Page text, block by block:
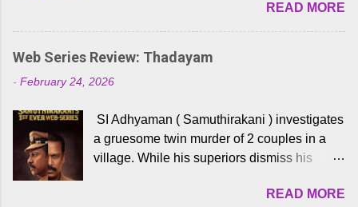
loved for his versatile voice and strong
command over multiple languages, making
him a strong fit for the legendary character.
cinema, voices the menacing Skeletor
across the Tamil, Malayalam, and Telugu
versions. Joining them is Action King Arjun...
முக்கிய வேடத்தில் இணைந்து நடித்திருக்கும்
'அருள்வான்' திரைப்படத்தினை
பத்திரிக்கையாளர் சந்திப்பு சென்னையில்
நடைபெற்றது. இயக்குநர் கணேஷ் விநாயகன்
இயக்கத்தில் உருவாகியுள்ள 'அருள்வான்'
வெங்கட், ரம்யா பாண்டியன், வி டி வி கணேஷ் ,
ஜான் விஜய், பேபி கிருத்திகா, 'பருத்திவீரன்'
சரவணன், ஹரிஷ் உத்தமன் உள்ளிட்ட பலர்
செய்திருக்கும் இந்த திரைப்படத்திற்கு ஜீ. வி.
READ MORE
Web Series Review: Thadayam
- February 24, 2026
SI Adhyaman ( Samuthirakani ) investigates
a gruesome twin murder of 2 couples in a
village. While his superiors dismiss his
Sshivada ) believes in him and makes him
READ MORE